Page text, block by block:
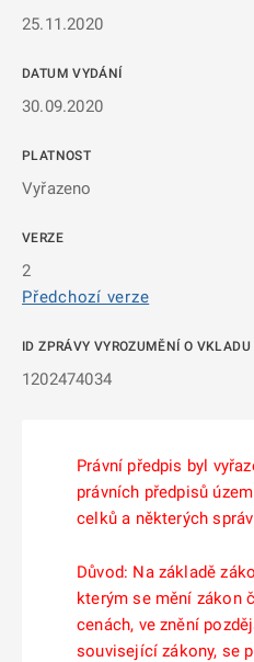
25.11.2020
DATUM VYDÁNÍ
30.09.2020
PLATNOST
Vyřazeno
VERZE
2
Předchozí verze
ID ZPRÁVY VYROZUMĚNÍ O VKLADU
1202474034
Právní předpis byl
právních předpisů
celků a některých
Důvod: Na základě
kterým se mění zákon
cenách, ve znění
související zákony, se